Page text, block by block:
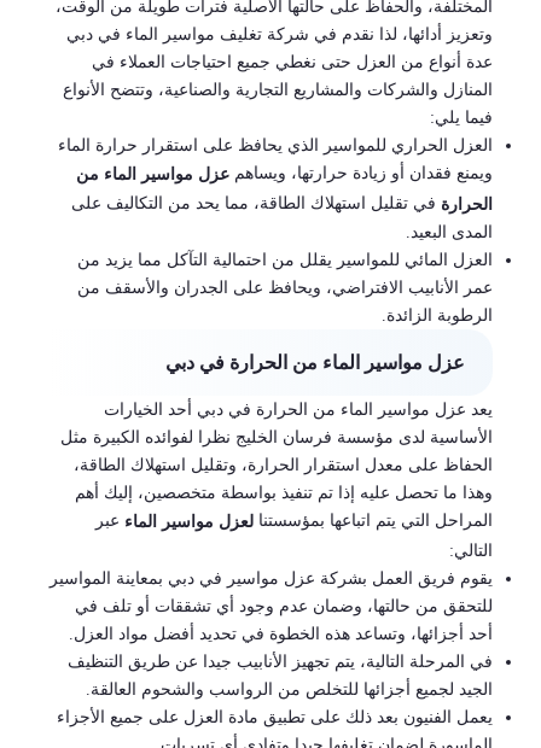
المختلفة، والحفاظ على حالتها الأصلية فترات طويلة من الوقت،
وتعزيز أدائها، لذا نقدم في شركة تغليف مواسير الماء في دبي
عدة أنواع من العزل حتى نغطي جميع احتياجات العملاء في
المنازل والشركات والمشاريع التجارية والصناعية، وتتضح الأنواع
فيما يلي:
العزل الحراري للمواسير الذي يحافظ على استقرار حرارة الماء
ويمنع فقدان أو زيادة حرارتها، ويساهم عزل مواسير الماء من
الحرارة في تقليل استهلاك الطاقة، مما يحد من التكاليف على
المدى البعيد.
العزل المائي للمواسير يقلل من احتمالية التآكل مما يزيد من
عمر الأنابيب الافتراضي، ويحافظ على الجدران والأسقف من
الرطوبة الزائدة.
عزل مواسير الماء من الحرارة في دبي
يعد عزل مواسير الماء من الحرارة في دبي أحد الخيارات
الأساسية لدى مؤسسة فرسان الخليج نظرا لفوائده الكبيرة مثل
الحفاظ على معدل استقرار الحرارة، وتقليل استهلاك الطاقة،
وهذا ما تحصل عليه إذا تم تنفيذ بواسطة متخصصين، إليك أهم
المراحل التي يتم اتباعها بمؤسستنا لعزل مواسير الماء عبر
التالي:
يقوم فريق العمل بشركة عزل مواسير في دبي بمعاينة المواسير
للتحقق من حالتها، وضمان عدم وجود أي تشققات أو تلف في
أحد أجزائها، وتساعد هذه الخطوة في تحديد أفضل مواد العزل.
في المرحلة التالية، يتم تجهيز الأنابيب جيدا عن طريق التنظيف
الجيد لجميع أجزائها للتخلص من الرواسب والشحوم العالقة.
يعمل الفنيون بعد ذلك على تطبيق مادة العزل على جميع الأجزاء